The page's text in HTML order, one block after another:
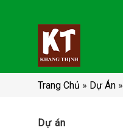
Trang Chủ » Dự Án »
Dự án